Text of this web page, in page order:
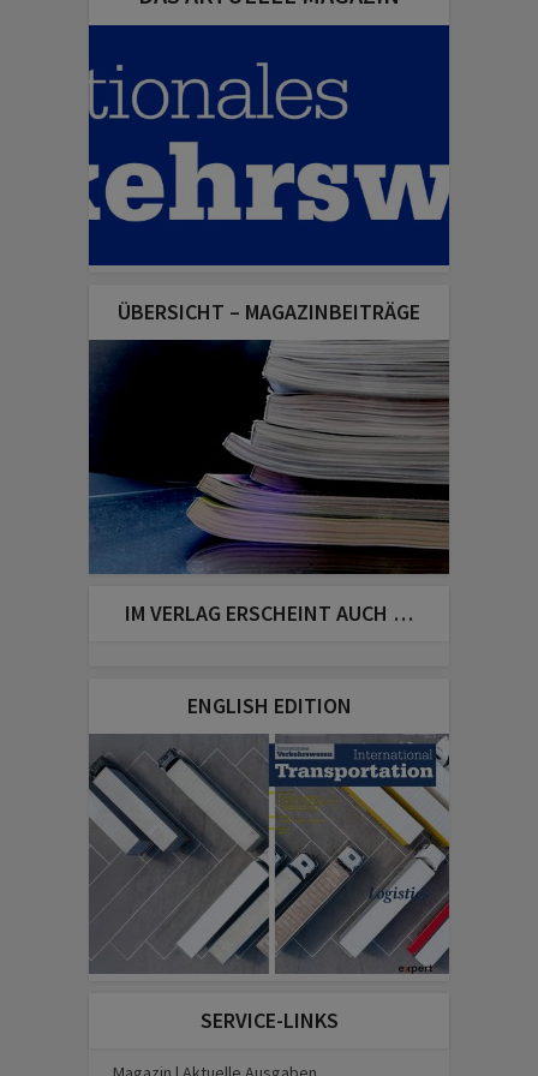
ÜBERSICHT – MAGAZINBEITRÄGE
IM VERLAG ERSCHEINT AUCH …
ENGLISH EDITION
SERVICE-LINKS